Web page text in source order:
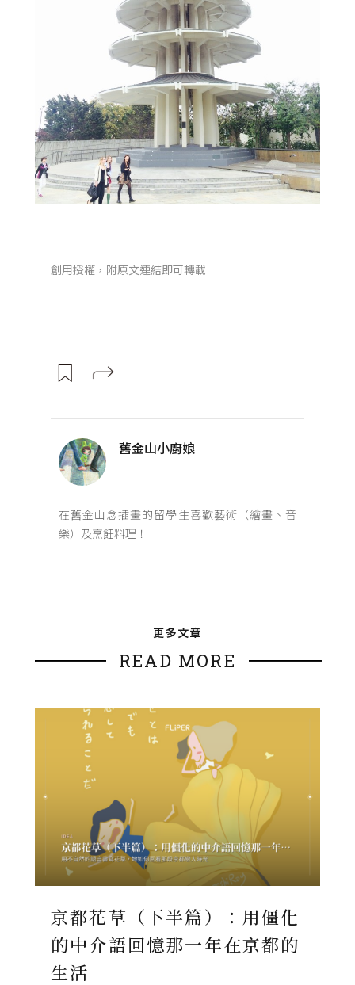
創用授權，附原文連結即可轉載
舊金山小廚娘
在舊金山念插畫的留學生喜歡藝術（繪畫、音
樂）及烹飪料理！
更多文章
READ MORE
京都花草（下半篇）：用僵化
的中介語回憶那一年在京都的
生活